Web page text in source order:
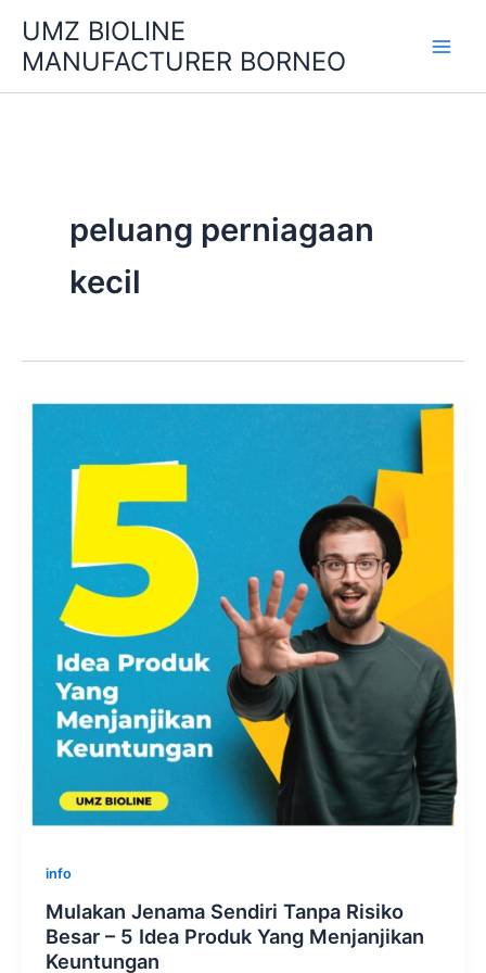
content
UMZ BIOLINE
MANUFACTURER BORNEO
peluang perniagaan
kecil
info
Mulakan Jenama Sendiri Tanpa Risiko
Besar – 5 Idea Produk Yang Menjanjikan
Keuntungan